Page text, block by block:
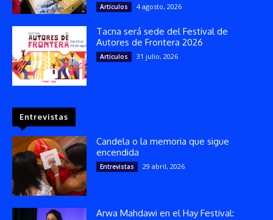
Artículos 4 agosto, 2026
Tacna será sede del Festival de
Autores de Frontera 2026
Artículos 31 julio, 2026
Entrevistas
Candela o la memoria que sigue
encendida
Entrevistas 29 abril, 2026
Arwa Mahdawi en el Hay Festival: